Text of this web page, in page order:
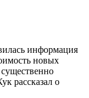
информация
новых
рассказал о